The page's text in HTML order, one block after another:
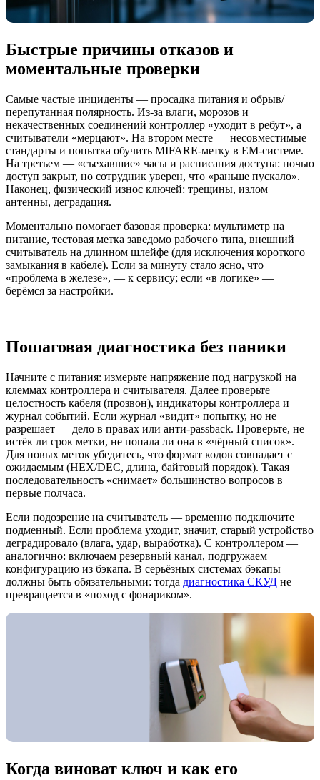
Быстрые причины отказов и
моментальные проверки
Самые частые инциденты — просадка питания и обрыв/
перепутанная полярность. Из-за влаги, морозов и
некачественных соединений контроллер «уходит в ребут», а
считыватели «мерцают». На втором месте — несовместимые
стандарты и попытка обучить MIFARE-метку в EM-системе.
На третьем — «съехавшие» часы и расписания доступа: ночью
доступ закрыт, но сотрудник уверен, что «раньше пускало».
Наконец, физический износ ключей: трещины, излом
антенны, деградация.
Моментально помогает базовая проверка: мультиметр на
питание, тестовая метка заведомо рабочего типа, внешний
считыватель на длинном шлейфе (для исключения короткого
замыкания в кабеле). Если за минуту стало ясно, что
«проблема в железе», — к сервису; если «в логике» —
берёмся за настройки.
Пошаговая диагностика без паники
Начните с питания: измерьте напряжение под нагрузкой на
клеммах контроллера и считывателя. Далее проверьте
целостность кабеля (прозвон), индикаторы контроллера и
журнал событий. Если журнал «видит» попытку, но не
разрешает — дело в правах или анти-passback. Проверьте, не
истёк ли срок метки, не попала ли она в «чёрный список».
Для новых меток убедитесь, что формат кодов совпадает с
ожидаемым (HEX/DEC, длина, байтовый порядок). Такая
последовательность «снимает» большинство вопросов в
первые полчаса.
Если подозрение на считыватель — временно подключите
подменный. Если проблема уходит, значит, старый устройство
деградировало (влага, удар, выработка). С контроллером —
аналогично: включаем резервный канал, подгружаем
конфигурацию из бэкапа. В серьёзных системах бэкапы
должны быть обязательными: тогда диагностика СКУД не
превращается в «поход с фонариком».
Когда виноват ключ и как его